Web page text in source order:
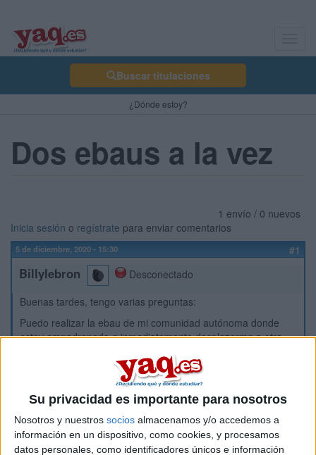
Su privacidad es importante para nosotros
Nosotros y nuestros socios almacenamos y/o accedemos a
información en un dispositivo, como cookies, y procesamos
datos personales, como identificadores únicos e información
Buscar titulaciones
¿Dónde estoy?
Dos ebaus a la vez
1 envío / 0 nuevos
Inicia sesión o regístrate para enviar comentarios
5 de diciembre, 2020 - 15:30 #1
Billylebron
Desconectado
Buenas tardes, tengo varias preguntas:
Puedo realizar la ebau de mi comunidad autónoma donde
estoy empadronado e inmediatamente desplazarme a otra
la ebau de esa comunidad? (Si no coinciden los días de
selectividad obviamente)
Cuál es la antelación mínima necesaria para matricularse en
la ebau?
Puede generar algún conflicto el tener dos ebaus hechas el
mismo año?